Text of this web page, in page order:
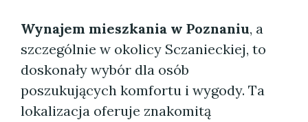
Wynajem mieszkania w Poznaniu, a
szczególnie w okolicy Sczanieckiej, to
doskonały wybór dla osób
poszukujących komfortu i wygody. Ta
lokalizacja oferuje znakomitą